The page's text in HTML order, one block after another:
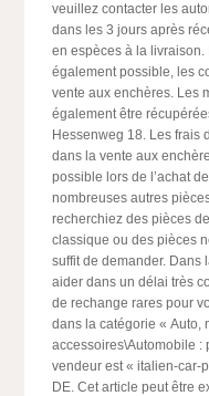
veuillez contacter les
dans les 3 jours après
en espèces à la livraison.
également possible, les
vente aux enchères. Les
également être
Hessenweg 18. Les frais
dans la vente aux
possible lors de l’achat
nombreuses autres
recherchiez des pièces
classique ou des pièces
suffit de demander. Dans
aider dans un délai très
de rechange rares pour
dans la catégorie « Auto,
accessoires\Automobile :
vendeur est « italien-car-
DE. Cet article peut être